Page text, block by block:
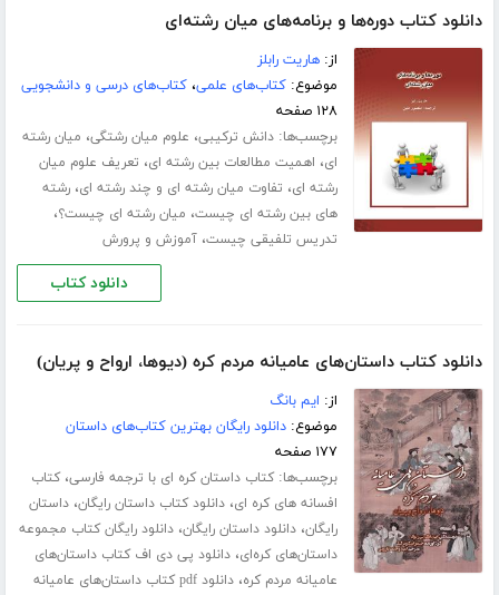
دانلود کتاب دوره‌ها و برنامه‌های میان رشته‌ای
از:هاریت رابلز
موضوع:کتاب‌های علمی،کتاب‌های درسی و دانشجویی
۱۲۸ صفحه
برچسب‌ها:دانش ترکیبی، علوم میان رشتگی، میان رشته
ای، اهمیت مطالعات بین رشته ای، تعریف علوم میان
رشته ای، تفاوت میان رشته ای و چند رشته ای،رشته
های بین رشته ای چیست، میان رشته ای چیست؟،
تدریس تلفیقی چیست،آموزش و پرورش
دانلود کتاب
دانلود کتاب داستان‌های عامیانه مردم کره (دیوها، ارواح و پریان)
از: ایم بانگ
موضوع:دانلود رایگان بهترین کتاب‌های داستان
۱۷۷ صفحه
برچسب‌ها:کتاب داستان کره ای با ترجمه فارسی،کتاب
افسانه های کره ای،دانلود کتاب داستان رایگان،داستان
رایگان،دانلود داستان رایگان،دانلود رایگان کتاب مجموعه
داستان‌های کره‌ای،دانلود پی دی اف کتاب داستان‌های
عامیانه مردم کره،
دانلود pdf کتاب داستان‌های عامیانه